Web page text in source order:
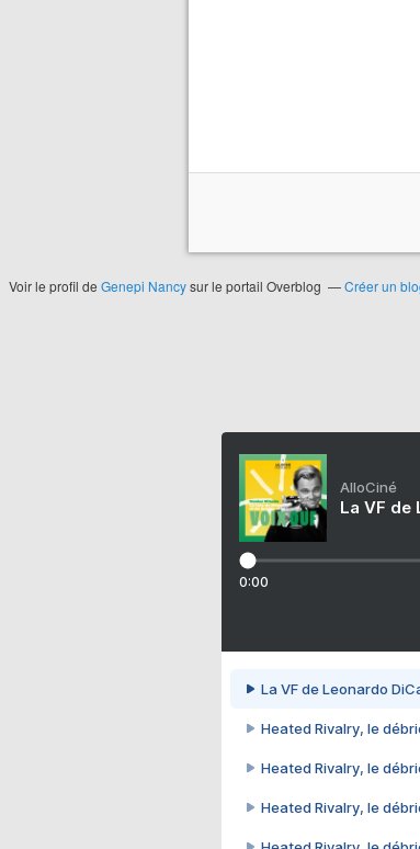
Voir le profil de Genepi Nancysur le portail Overblog Créer un
AlloCiné
La VF de
0:00
La VF de Leonardo
Heated Rivalry, le
Heated Rivalry, le
Heated Rivalry, le